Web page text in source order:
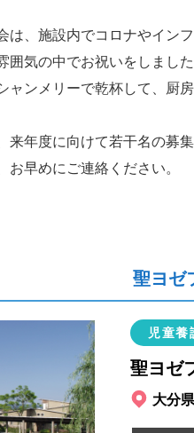
は、施設内でコロナやイン
囲気の中でお祝いをしました
ャンメリーで乾杯して、厨
年度に向けて若干名の募集
早めにご連絡ください。
聖ヨゼ
児童養
聖ヨゼ
大分